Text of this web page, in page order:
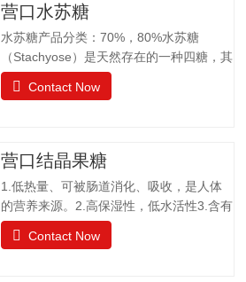
营口水苏糖
水苏糖产品分类：70%，80%水苏糖
（Stachyose）是天然存在的一种四糖，其
结构有两个半乳糖、一个葡萄糖和一个果
糖组成。是一种非还原性功能低聚糖，水
口感清爽，无异味；作为普通食品生产经
营。物理特性：甜度为蔗糖的22%易溶于
水，溶解度为130g（20℃），不同于乙
醚、乙醇等有机溶剂保湿性和吸湿性均小
于蔗糖，但高于高果糖浆渗透压与蔗糖相
差不大水苏糖没有还原性可添加在液体食
Contact Now
营口结晶果糖
1.低热量、可被肠道消化、吸收，是人体
的营养来源。2.高保湿性，低水活性3.含有
醛基，可发生美拉德反应，使烘焙食品上
色。 4.冰点降低能力5.不易结晶性6.与其
Contact Now